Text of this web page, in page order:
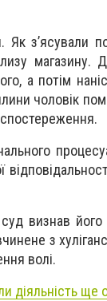
з’ясували
магазину.
а потім
чоловік
визнав
з
волі.
діяльність ще